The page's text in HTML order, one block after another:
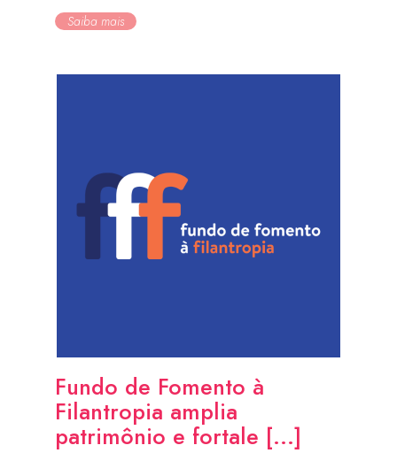
Saiba mais
Fundo de Fomento à
Filantropia amplia
patrimônio e fortale [...]